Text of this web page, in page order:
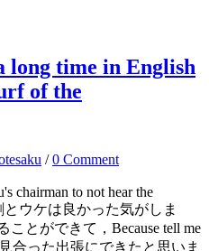
long time in English
of the
/0 Comment
chairman to not hear the
とウケは良かった気がしま
とができて，Because tell me
合った出張にできたと思いま